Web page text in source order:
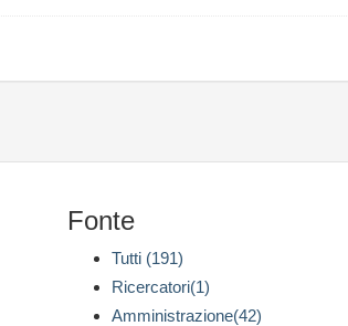
Fonte
Tutti (191)
Ricercatori(1)
Amministrazione(42)